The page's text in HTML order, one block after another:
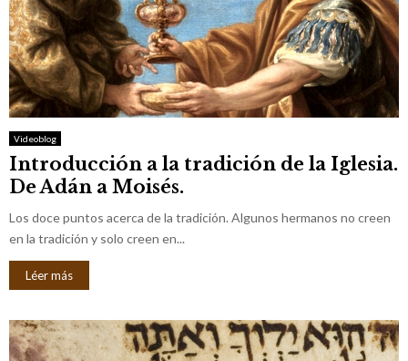
Videoblog
Introducción a la tradición de la Iglesia.
De Adán a Moisés.
Los doce puntos acerca de la tradición. Algunos hermanos no creen
en la tradición y solo creen en...
Léer más